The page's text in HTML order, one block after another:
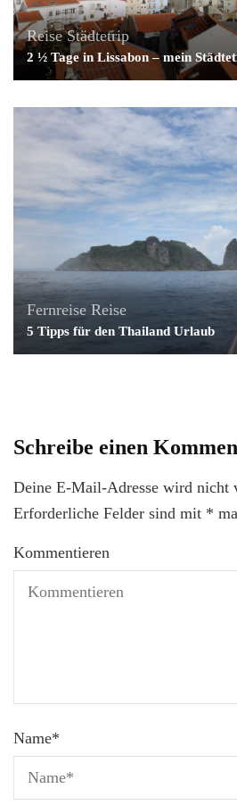
Reise Städtetrip
2 ½ Tage in Lissabon – mein
Fernreise Reise
5 Tipps für den Thailand Urlaub
Schreibe einen
Deine E-Mail-Adresse wird nicht
Erforderliche Felder sind mit *
Kommentieren
Name*